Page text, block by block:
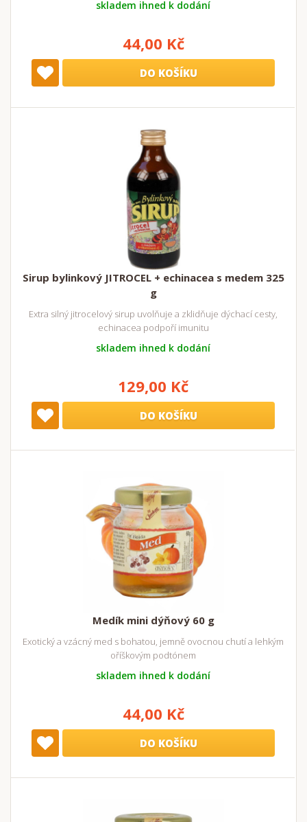
skladem ihned k dodání
44,00 Kč
DO KOŠÍKU
Sirup bylinkový JITROCEL + echinacea s medem 325
g
Extra silný jitrocelový sirup uvolňuje a zklidňuje dýchací cesty,
echinacea podpoří imunitu
skladem ihned k dodání
129,00 Kč
DO KOŠÍKU
Medík mini dýňový 60 g
Exotický a vzácný med s bohatou, jemně ovocnou chutí a lehkým
oříškovým podtónem
skladem ihned k dodání
44,00 Kč
DO KOŠÍKU